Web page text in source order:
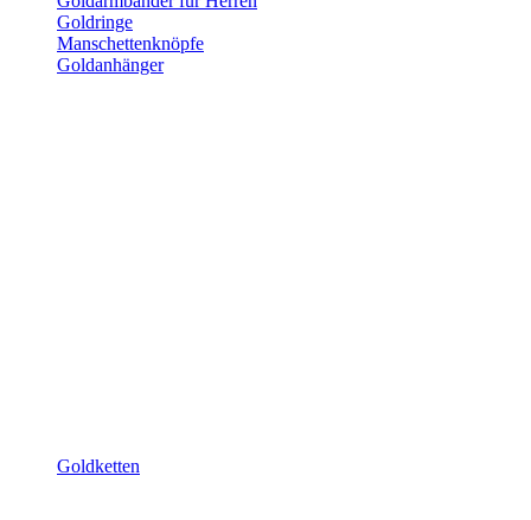
Goldringe
Manschettenknöpfe
Goldanhänger
Goldketten